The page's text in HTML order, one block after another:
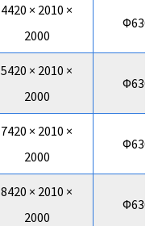
4420 × 2010 ×
2000
Φ630
5420 × 2010 ×
2000
Φ630
7420 × 2010 ×
2000
Φ630
8420 × 2010 ×
2000
Φ630